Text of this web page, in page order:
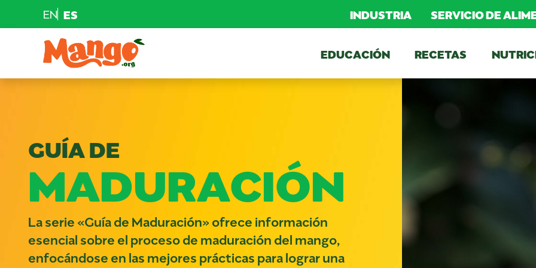
EN ES INDUSTRIA SERVICIO DE
Navegación principal EDUCACIÓN RECETAS
NUTRICIÓN
COMPRAR MANGOS
GUÍA DE
MADURACIÓN
La serie «Guía de Maduración» ofrece información
esencial sobre el proceso de maduración del mango,
enfocándose en las mejores prácticas para lograr una